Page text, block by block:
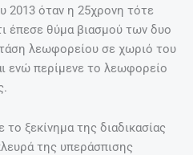
2013 όταν η 25χρονη τότε
έπεσε θύμα βιασμού των δυο
λεωφορείου σε χωριό του
ενώ περίμενε το λεωφορείο
ξεκίνημα της διαδικασίας
της υπεράσπισης